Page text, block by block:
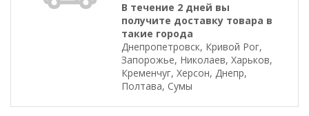
В течение 2 дней вы
получите доставку товара в
такие города
Днепропетровск, Кривой Рог,
Запорожье, Николаев, Харьков,
Кременчуг, Херсон, Днепр,
Полтава, Сумы